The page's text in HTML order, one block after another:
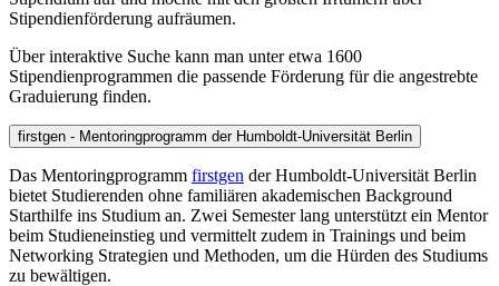
Stipendienförderung aufräumen.
Über interaktive Suche kann man unter etwa 1600
Stipendienprogrammen die passende Förderung für die angestrebte
Graduierung finden.
firstgen - Mentoringprogramm der Humboldt-Universität Berlin
Das Mentoringprogramm firstgen der Humboldt-Universität Berlin
bietet Studierenden ohne familiären akademischen Background
Starthilfe ins Studium an. Zwei Semester lang unterstützt ein Mentor
beim Studieneinstieg und vermittelt zudem in Trainings und beim
Networking Strategien und Methoden, um die Hürden des Studiums
zu bewältigen.